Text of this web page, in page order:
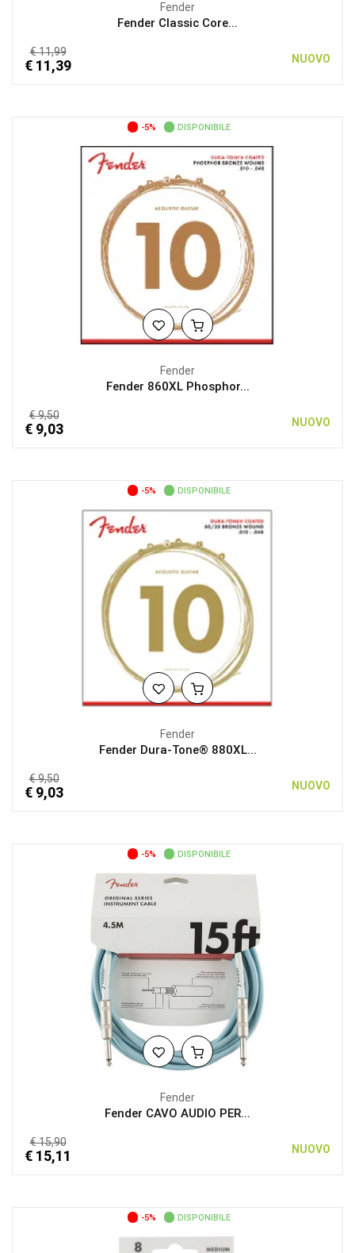
Fender
Fender Classic Core...
€ 11,99
€ 11,39 NUOVO
-5% DISPONIBILE
Fender
Fender 860XL Phosphor...
€ 9,50
€ 9,03 NUOVO
-5% DISPONIBILE
Fender
Fender Dura-Tone® 880XL...
€ 9,50
€ 9,03 NUOVO
-5% DISPONIBILE
Fender
Fender CAVO AUDIO PER...
€ 15,90
€ 15,11 NUOVO
-5% DISPONIBILE